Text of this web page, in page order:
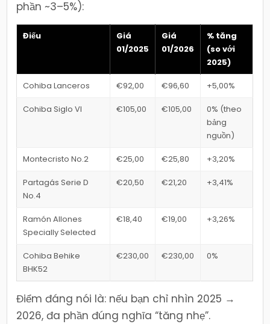
phần ~3–5%):
Điếu
Giá
01/2025
Giá
01/2026
% tăng
(so với
2025)
Cohiba Lanceros €92,00 €96,60 +5,00%
Cohiba Siglo VI €105,00 €105,00
0% (theo
bảng
nguồn)
Montecristo No.2 €25,00 €25,80 +3,20%
Partagás Serie D
No.4
€20,50 €21,20 +3,41%
Ramón Allones
Specially Selected
€18,40 €19,00 +3,26%
Cohiba Behike
BHK52
€230,00 €230,00 0%
Điểm đáng nói là: nếu bạn chỉ nhìn 2025 →
2026, đa phần đúng nghĩa “tăng nhẹ”.